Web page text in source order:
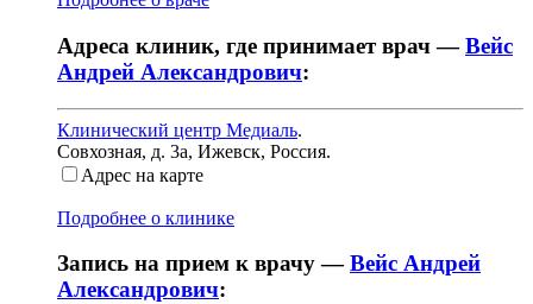
Адреса клиник, где принимает врач —Вейс
Андрей Александрович:
Клинический центр Медиаль.
Совхозная, д. 3а, Ижевск, Россия.
Адрес на карте
Подробнее о клинике
Запись на прием к врачу —Вейс Андрей
Александрович: